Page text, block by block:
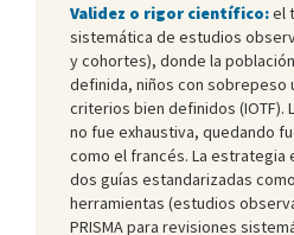
Validez o rigor científico:el
sistemática de estudios
y cohortes), donde la
definida, niños con sobrepeso
criterios bien definidos (IOTF).
no fue exhaustiva, quedando
como el francés. La estrategia
dos guías estandarizadas
herramientas (estudios
PRISMA para revisiones